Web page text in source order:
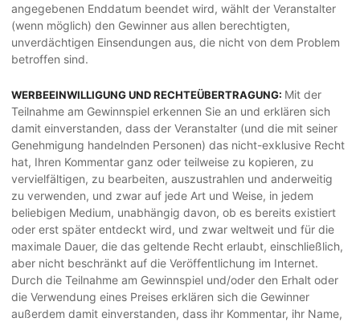
angegebenen Enddatum beendet wird, wählt der Veranstalter
(wenn möglich) den Gewinner aus allen berechtigten,
unverdächtigen Einsendungen aus, die nicht von dem Problem
betroffen sind.
WERBEEINWILLIGUNG UND RECHTEÜBERTRAGUNG: Mit der
Teilnahme am Gewinnspiel erkennen Sie an und erklären sich
damit einverstanden, dass der Veranstalter (und die mit seiner
Genehmigung handelnden Personen) das nicht-exklusive Recht
hat, Ihren Kommentar ganz oder teilweise zu kopieren, zu
vervielfältigen, zu bearbeiten, auszustrahlen und anderweitig
zu verwenden, und zwar auf jede Art und Weise, in jedem
beliebigen Medium, unabhängig davon, ob es bereits existiert
oder erst später entdeckt wird, und zwar weltweit und für die
maximale Dauer, die das geltende Recht erlaubt, einschließlich,
aber nicht beschränkt auf die Veröffentlichung im Internet.
Durch die Teilnahme am Gewinnspiel und/oder den Erhalt oder
die Verwendung eines Preises erklären sich die Gewinner
außerdem damit einverstanden, dass ihr Kommentar, ihr Name,